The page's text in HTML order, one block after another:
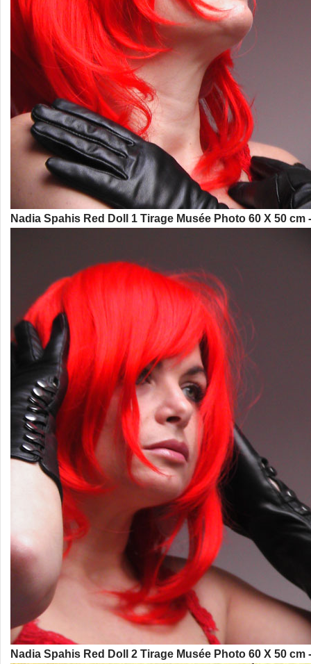
Nadia Spahis Red Doll 1 Tirage Musée Photo 60 X 50 cm
Nadia Spahis Red Doll 2 Tirage Musée Photo 60 X 50 cm